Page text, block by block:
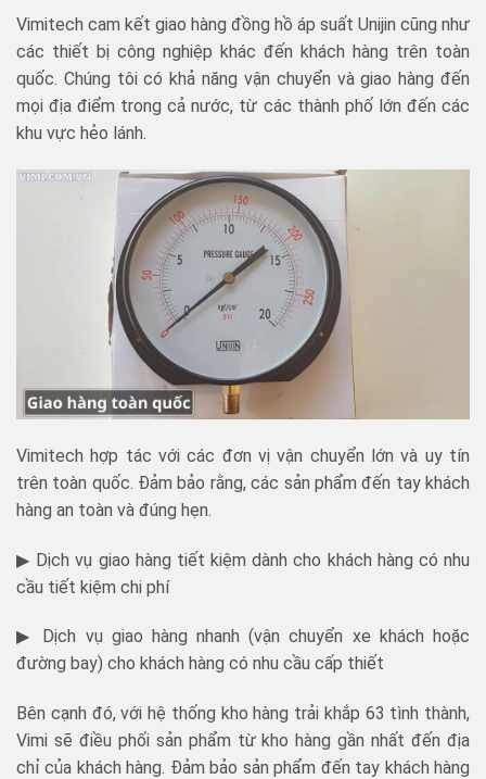
Vimitech cam kết giao hàng đồng hồ áp suất Unijin cũng như
các thiết bị công nghiệp khác đến khách hàng trên toàn
quốc. Chúng tôi có khả năng vận chuyển và giao hàng đến
mọi địa điểm trong cả nước, từ các thành phố lớn đến các
khu vực hẻo lánh.
Vimitech hợp tác với các đơn vị vận chuyển lớn và uy tín
trên toàn quốc. Đảm bảo rằng, các sản phẩm đến tay khách
hàng an toàn và đúng hẹn.
▶ Dịch vụ giao hàng tiết kiệm dành cho khách hàng có nhu
cầu tiết kiệm chi phí
▶ Dịch vụ giao hàng nhanh (vận chuyển xe khách hoặc
đường bay) cho khách hàng có nhu cầu cấp thiết
Bên cạnh đó, với hệ thống kho hàng trải khắp 63 tình thành,
Vimi sẽ điều phối sản phẩm từ kho hàng gần nhất đến địa
chỉ của khách hàng. Đảm bảo sản phẩm đến tay khách hàng